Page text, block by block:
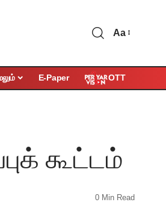
Aa
E-Paper OTT
கூட்டம்
0 Min Read